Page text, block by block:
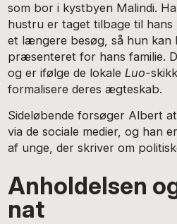
som bor i kystbyen Malindi.
hustru er taget tilbage til hans
et længere besøg, så hun kan
præsenteret for hans familie.
og er ifølge de lokaleLuo-
formalisere deres ægteskab.
Sideløbende forsøger Albert
via de sociale medier, og han
af unge, der skriver om
Anholdelsen
nat